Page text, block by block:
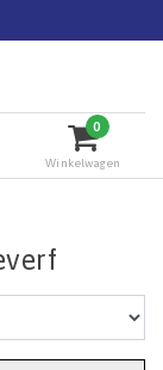
0
Winkelwagen